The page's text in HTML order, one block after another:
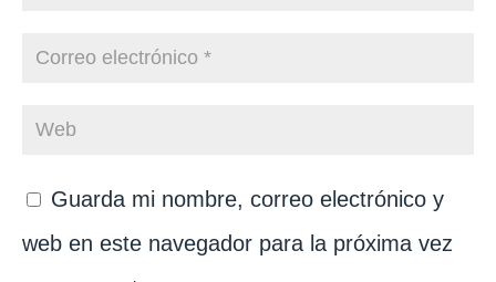
Guarda mi nombre, correo electrónico y
web en este navegador para la próxima vez